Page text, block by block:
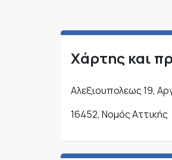
Χάρτης και
Αλεξιουπολεως 19,
16452, Νομός Αττικής